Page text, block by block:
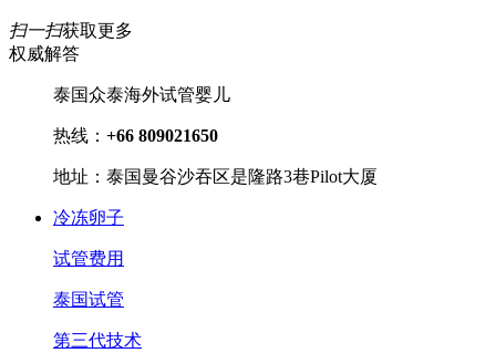
扫一扫获取更多
权威解答
泰国众泰海外试管婴儿
热线： +66 809021650
地址：泰国曼谷沙吞区是隆路3巷Pilot大厦
冷冻卵子
试管费用
泰国试管
第三代技术